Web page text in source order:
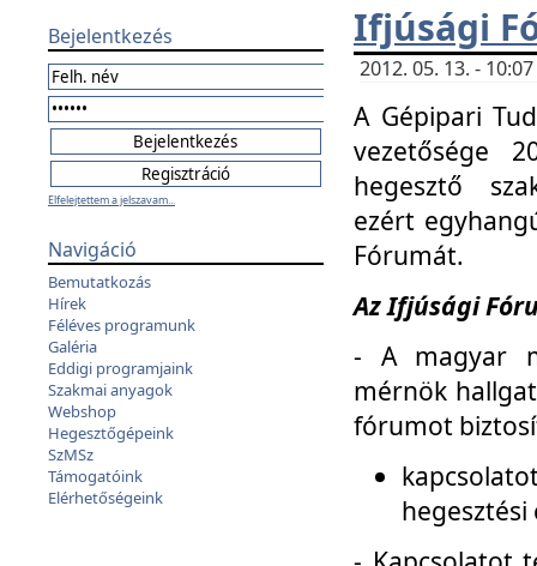
Bejelentkezés
Elfelejtettem a jelszavam...
Navigáció
Bemutatkozás
Hírek
Féléves programunk
Galéria
Eddigi programjaink
Szakmai anyagok
Webshop
Hegesztőgépeink
SzMSz
Támogatóink
Elérhetőségeink
Ifjúsági
2012. 05. 13. -
A Gépipari
vezetősége
hegesztő
ezért
Fórumát.
Az Ifjúsági
- A magyar
mérnök
fórumot